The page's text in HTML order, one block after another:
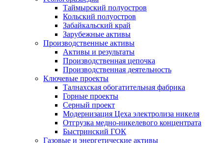
Таймырский полуостров
Кольский полуостров
Забайкальский край
Зарубежные активы
Производственные активы
Активы и результаты
Производственная цепочка
Производственная деятельность
Ключевые проекты
Талнахская обогатительная фабрика
Горные проекты
Серный проект
Модернизация Цеха электролиза никеля
Отгрузка медно-никелевого концентрата
Быстринский ГОК
Газовые и энергетические активы